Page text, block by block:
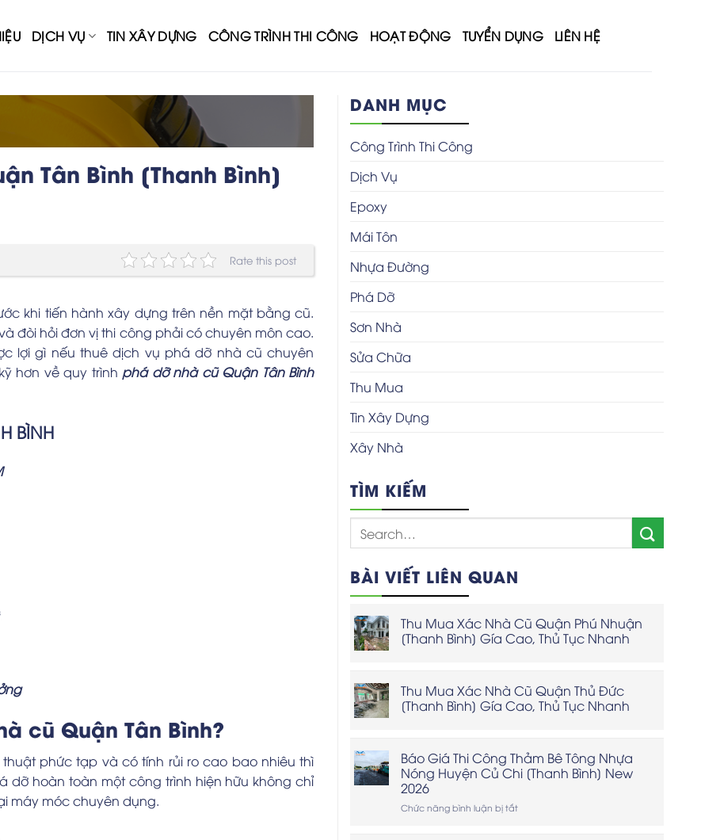
DỊCH VỤ TIN XÂY DỰNG CÔNG TRÌNH THI CÔNG HOẠT ĐỘNG TUYỂN DỤNG LIÊN HỆ
Tân Bình [Thanh Bình]
Rate this post
khi tiến hành xây dựng trên nền mặt bằng cũ.
đòi hỏi đơn vị thi công phải có chuyên môn cao.
lợi gì nếu thuê dịch vụ phá dỡ nhà cũ chuyên
hơn về quy trình phá dỡ nhà cũ Quận Tân Bình
BÌNH
cũ Quận Tân Bình?
phức tạp và có tính rủi ro cao bao nhiêu thì
hoàn toàn một công trình hiện hữu không chỉ
máy móc chuyên dụng.
DANH MỤC
Công Trình Thi Công
Dịch Vụ
Epoxy
Mái Tôn
Nhựa Đường
Phá Dỡ
Sơn Nhà
Sửa Chữa
Thu Mua
Tin Xây Dựng
Xây Nhà
TÌM KIẾM
BÀI VIẾT LIÊN QUAN
Thu Mua Xác Nhà Cũ Quận Phú Nhuận
[Thanh Bình] Gía Cao, Thủ Tục Nhanh
Thu Mua Xác Nhà Cũ Quận Thủ Đức
[Thanh Bình] Gía Cao, Thủ Tục Nhanh
Báo Giá Thi Công Thảm Bê Tông Nhựa
Nóng Huyện Củ Chi [Thanh Bình] New
2026
Chức năng bình luận bị tắtở